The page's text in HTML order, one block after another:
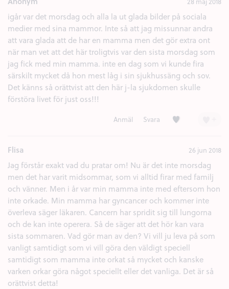
igår var det morsdag och alla la ut glada bilder på sociala
medier med sina mammor. Inte så att jag missunnar andra
att vara glada att de har en mamma men det gör extra ont
när man vet att det här troligtvis var den sista morsdag som
jag fick med min mamma. inte en dag som vi kunde fira
särskilt mycket då hon mest låg i sin sjukhussäng och sov.
Det känns så orättvist att den här j-la sjukdomen skulle
förstöra livet för just oss!!!
Anmäl Svara Kärlek (2)
Flisa 26 jun 2018
Jag förstår exakt vad du pratar om! Nu är det inte morsdag
men det har varit midsommar, som vi alltid firar med familj
och vänner. Men i år var min mamma inte med eftersom hon
inte orkade. Min mamma har gyncancer och kommer inte
överleva säger läkaren. Cancern har spridit sig till lungorna
och de kan inte operera. Så de säger att det hör kan vara
sista sommaren. Vad gör man av den? Vi vill ju leva på som
vanligt samtidigt som vi vill göra den väldigt speciell
samtidigt som mamma inte orkat så mycket och kanske
varken orkar göra något speciellt eller det vanliga. Det är så
orättvist detta!